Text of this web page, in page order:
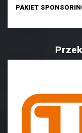
PAKIET